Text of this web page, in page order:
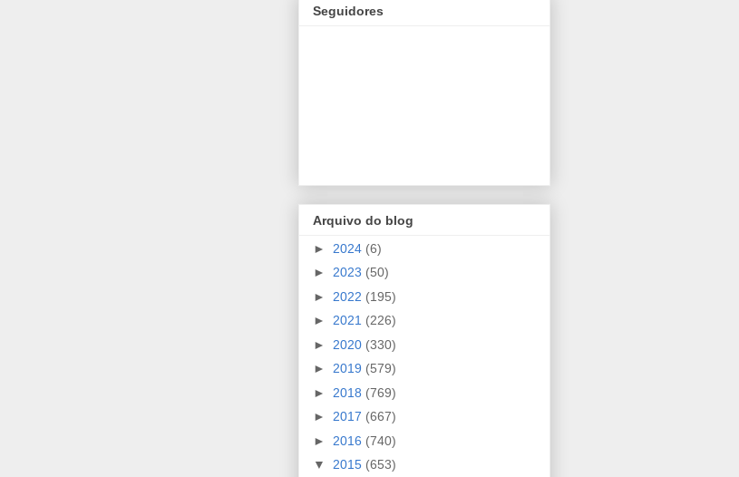
Seguidores
Arquivo do blog
► 2024 (6)
► 2023 (50)
► 2022 (195)
► 2021 (226)
► 2020 (330)
► 2019 (579)
► 2018 (769)
► 2017 (667)
► 2016 (740)
▼ 2015 (653)